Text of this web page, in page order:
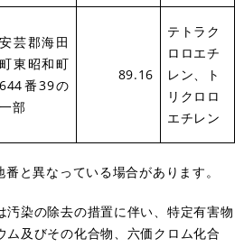
安芸郡海田
町東昭和町
644番39の
一部
89.16
テトラク
ロロエチ
レン、ト
リクロロ
エチレン
と異なっている場合があります。
汚染の除去の措置に伴い、特定有害物
ム及びその化合物、六価クロム化合